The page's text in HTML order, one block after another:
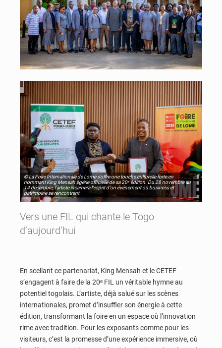
© La Foire Internationale de Lomé s’offre une touche culturelle forte en
nommant King Mensah égérie officielle de sa 20ᵉ édition. Du 28 novembre au
14 décembre, l’artiste incarnera l’esprit d’un événement où business et
patrimoine se rencontrent.
Vers une FIL qui chante le Togo
d’aujourd’hui
En scellant ce partenariat, King Mensah et le CETEF
s’engagent à faire de la 20ᵉ FIL un véritable hymne au
potentiel togolais. L’artiste, déjà salué sur les scènes
internationales, promet d’insuffler son énergie à cette
édition, transformant la foire en un espace où l’innovation
rime avec tradition. Pour les exposants comme pour les
visiteurs, c’est la promesse d’une expérience immersive, où